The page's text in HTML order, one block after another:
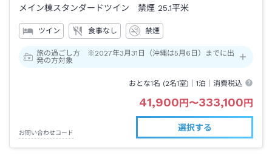
メイン棟スタンダードツイン 禁煙 25.1平米
ツイン 食事なし 禁煙
旅の過ごし方 ※2027年3月31日（沖縄は5月6日）までに出
発の方対象
おとな1名 (2名1室)｜1泊 ｜消費税込
41,900 円 〜333,100 円
お問い合わせコード
選択する